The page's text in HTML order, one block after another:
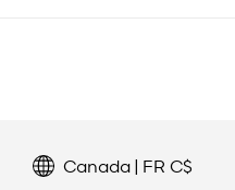
Canada | FR C$